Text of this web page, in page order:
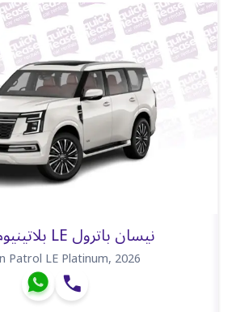
نيسان باترول LE بلاتينيوم 2026
Patrol LE Platinum,2026